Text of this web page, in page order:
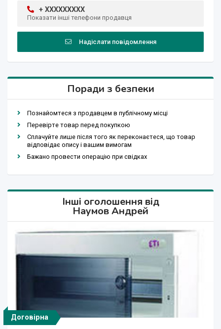
+ XXXXXXXXX
Показати інші телефони продавця
Надіслати повідомлення
Поради з безпеки
Познайомтеся з продавцем в публічному місці
Перевірте товар перед покупкою
Сплачуйте лише після того як переконаєтеся, що товар
відповідає опису і вашим вимогам
Бажано провести операцію при свідках
Інші оголошення від
Наумов Андрей
Договірна
Договірна
Договірна
Договірна Договірна
Договірна
Договірна
Договірна
Договірна
Договірна
Договірна
Договірна